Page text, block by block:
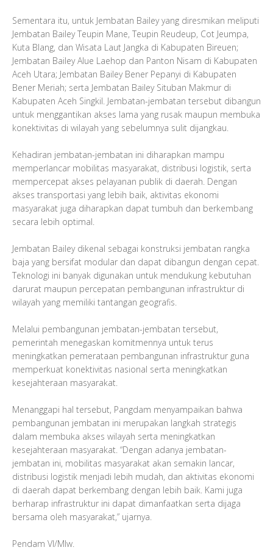
Sementara itu, untuk Jembatan Bailey yang diresmikan meliputi
Jembatan Bailey Teupin Mane, Teupin Reudeup, Cot Jeumpa,
Kuta Blang, dan Wisata Laut Jangka di Kabupaten Bireuen;
Jembatan Bailey Alue Laehop dan Panton Nisam di Kabupaten
Aceh Utara; Jembatan Bailey Bener Pepanyi di Kabupaten
Bener Meriah; serta Jembatan Bailey Situban Makmur di
Kabupaten Aceh Singkil. Jembatan-jembatan tersebut dibangun
untuk menggantikan akses lama yang rusak maupun membuka
konektivitas di wilayah yang sebelumnya sulit dijangkau.
Kehadiran jembatan-jembatan ini diharapkan mampu
memperlancar mobilitas masyarakat, distribusi logistik, serta
mempercepat akses pelayanan publik di daerah. Dengan
akses transportasi yang lebih baik, aktivitas ekonomi
masyarakat juga diharapkan dapat tumbuh dan berkembang
secara lebih optimal.
Jembatan Bailey dikenal sebagai konstruksi jembatan rangka
baja yang bersifat modular dan dapat dibangun dengan cepat.
Teknologi ini banyak digunakan untuk mendukung kebutuhan
darurat maupun percepatan pembangunan infrastruktur di
wilayah yang memiliki tantangan geografis.
Melalui pembangunan jembatan-jembatan tersebut,
pemerintah menegaskan komitmennya untuk terus
meningkatkan pemerataan pembangunan infrastruktur guna
memperkuat konektivitas nasional serta meningkatkan
kesejahteraan masyarakat.
Menanggapi hal tersebut, Pangdam menyampaikan bahwa
pembangunan jembatan ini merupakan langkah strategis
dalam membuka akses wilayah serta meningkatkan
kesejahteraan masyarakat. “Dengan adanya jembatan-
jembatan ini, mobilitas masyarakat akan semakin lancar,
distribusi logistik menjadi lebih mudah, dan aktivitas ekonomi
di daerah dapat berkembang dengan lebih baik. Kami juga
berharap infrastruktur ini dapat dimanfaatkan serta dijaga
bersama oleh masyarakat,” ujarnya.
Pendam VI/Mlw.